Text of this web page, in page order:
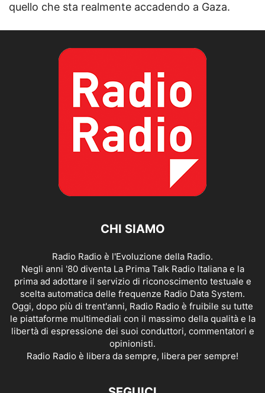
quello che sta realmente accadendo a Gaza.
CHI SIAMO
Radio Radio è l'Evoluzione della Radio.
Negli anni '80 diventa La Prima Talk Radio Italiana e la
prima ad adottare il servizio di riconoscimento testuale e
scelta automatica delle frequenze Radio Data System.
Oggi, dopo più di trent'anni, Radio Radio è fruibile su tutte
le piattaforme multimediali con il massimo della qualità e la
libertà di espressione dei suoi conduttori, commentatori e
opinionisti.
Radio Radio è libera da sempre, libera per sempre!